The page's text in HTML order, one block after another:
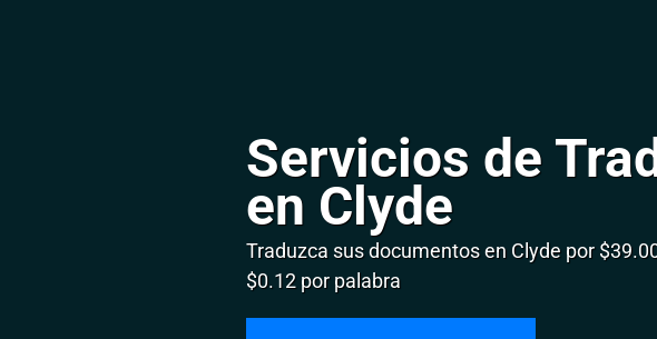
Servicios de
en Clyde
Traduzca sus documentos en Clyde por
$0.12 por palabra